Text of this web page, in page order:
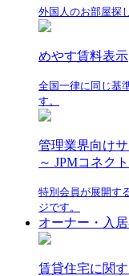
外国人のお部屋探
めやす賃料表示
全国一律に同じ基
す。
管理業界向け
～ JPMコネク
特別会員が展開す
ジです。
オーナー・入
賃貸住宅に関